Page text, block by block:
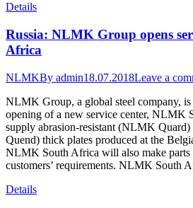
Details
Russia: NLMK Group opens
Africa
NLMKBy admin18.07.2018Leave a
NLMK Group, a global steel company, is
opening of a new service center, NLMK
supply abrasion-resistant (NLMK
Quend) thick plates produced at the
NLMK South Africa will also make parts
customers’ requirements. NLMK South
Details